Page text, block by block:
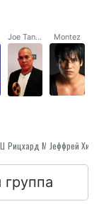
Раймонд Цонцепцион
Joe Tansuico
Рицхард Манабат
Montez
Jеффрей